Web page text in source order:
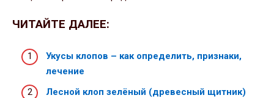
ЧИТАЙТЕ ДАЛЕЕ:
Укусы клопов – как определить, признаки,
лечение
Лесной клоп зелёный (древесный щитник)